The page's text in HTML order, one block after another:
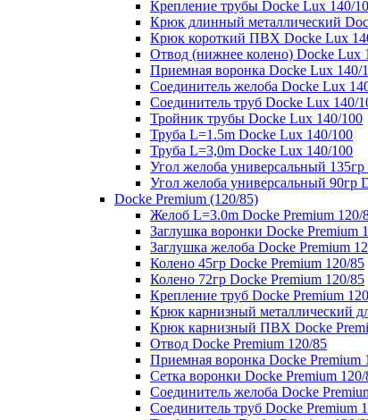
Крепление трубы Docke Lux 140/
Крюк длинный металлический
Крюк короткий ПВХ Docke Lux
Отвод (нижнее колено) Docke Lux
Приемная воронка Docke Lux 140/
Соединитель желоба Docke Lux
Соединитель труб Docke Lux 140/
Тройник трубы Docke Lux 140/100
Труба L=1.5m Docke Lux 140/100
Труба L=3,0m Docke Lux 140/100
Угол желоба универсальный
Угол желоба универсальный 90гр
Docke Premium (120/85)
Желоб L=3.0m Docke Premium 120/
Заглушка воронки Docke Premium
Заглушка желоба Docke Premium
Колено 45гр Docke Premium 120/85
Колено 72гр Docke Premium 120/85
Крепление труб Docke Premium
Крюк карнизный металлический
Крюк карнизный ПВХ Docke
Отвод Docke Premium 120/85
Приемная воронка Docke Premium
Сетка воронки Docke Premium 120/
Соединитель желоба Docke
Соединитель труб Docke Premium